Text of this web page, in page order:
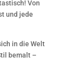
Von
und jede
in die Welt
bemalt –